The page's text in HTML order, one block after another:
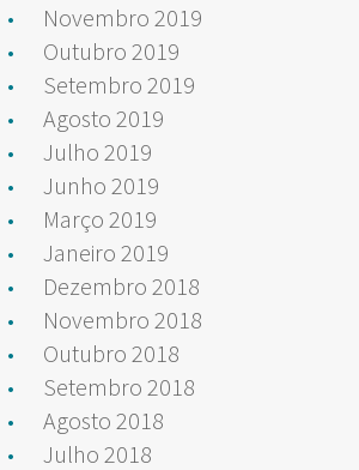
Novembro 2019
Outubro 2019
Setembro 2019
Agosto 2019
Julho 2019
Junho 2019
Março 2019
Janeiro 2019
Dezembro 2018
Novembro 2018
Outubro 2018
Setembro 2018
Agosto 2018
Julho 2018